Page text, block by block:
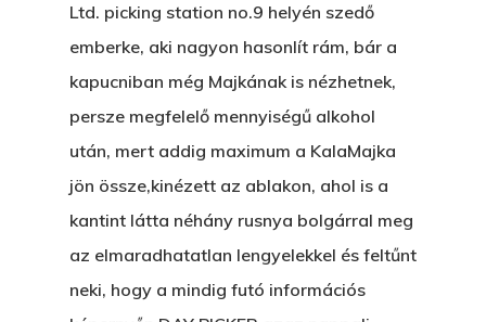
Ltd. picking station no.9 helyén szedő
emberke, aki nagyon hasonlít rám, bár a
kapucniban még Majkának is nézhetnek,
persze megfelelő mennyiségű alkohol
után, mert addig maximum a KalaMajka
jön össze,kinézett az ablakon, ahol is a
kantint látta néhány rusnya bolgárral meg
az elmaradhatatlan lengyelekkel és feltűnt
neki, hogy a mindig futó információs